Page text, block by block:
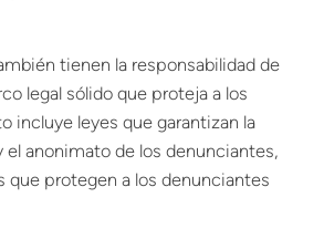
tienen la responsabilidad de
legal sólido que proteja a los
incluye leyes que garantizan la
anonimato de los denunciantes,
que protegen a los denunciantes